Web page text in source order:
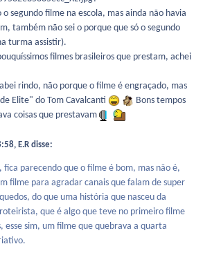
o segundo filme na escola, mas ainda não havia
também não sei o porque que só o segundo
turma assistir).
filmes brasileiros que prestam, achei
rindo, não porque o filme é engraçado, mas
Elite" do Tom Cavalcanti
Bons tempos
coisas que prestavam
E.R disse:
fica parecendo que o filme é bom, mas não é,
filme para agradar canais que falam de super
do que uma história que nasceu da
que é algo que teve no primeiro filme
esse sim, um filme que quebrava a quarta